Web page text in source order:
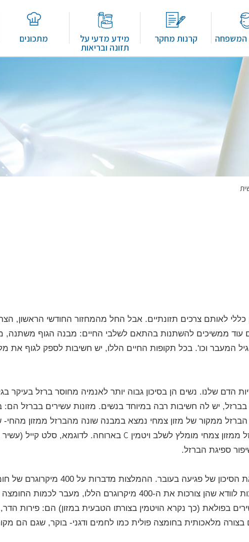
המשפחה קרנות מחקר מידע מדעי על
תזונה ובריאות
מתכונים
כללי לאותם צרכים תזונתיים. אבל החל מהמחזור החודשי הראשון,
עוד ממשיכים להשתנות בהתאם לשלבי החיים: מבנה הגוף משתנה,
גיל המעבר וכו'. בכל תקופות החיים הללו, יש חשיבות לספק לגוף את
הדם שלנו. נשים הן בסיכון גבוה יותר לאנמיה מחוסר ברזל בעיקר
יש לה חשיבות רבה במיוחד בנשים. מזונות עשירים בברזל הם:
הברזל ממקור של מזון צמחי נמצא במבנה שונה מהברזל ממזון מהחי-
ממזון צמחי מומלץ לשלב ויטמין C בארוחה. לדוגמא, סלט קייל (עשיר
ספיגת הברזל.
חומצה פולית בגיל הפוריות, חשובה כדי להפחית את הסיכון של פגיעה בעובר. ההמלצות מדברות
פולית ביום, בגיל הפוריות. נשים בגיל הפוריות צריכות לוודא שהן צורכות את ה-400 מיקרוגרם הללו, מעבר
בפולאת (כך נקרא הויטמין בצורתו הטבעית במזון) הם: פירות הדר,
מלאכותית בחומצה פולית כמו לחמים ודגני- בוקר, שגם הם מקור